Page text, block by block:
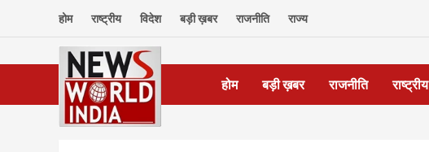
होम राष्ट्रीय विदेश बड़ी ख़बर राजनीति राज्य
होम बड़ी ख़बर राजनीति राष्ट्रीय